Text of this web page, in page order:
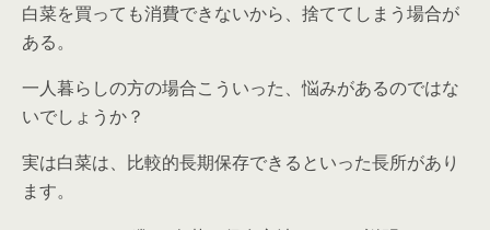
白菜を買っても消費できないから、捨ててしまう場合が
ある。
一人暮らしの方の場合こういった、悩みがあるのではな
いでしょうか？
実は白菜は、比較的長期保存できるといった長所があり
ます。